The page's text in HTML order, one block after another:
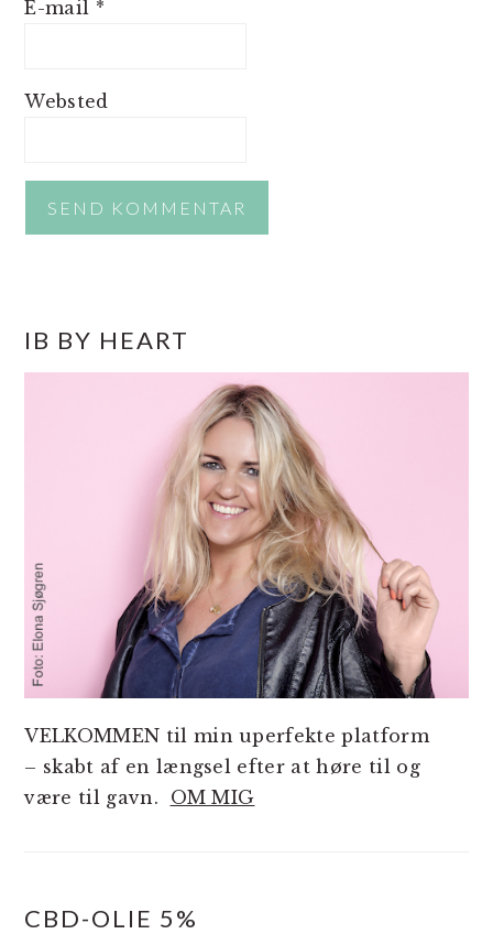
E-mail *
Websted
SIDEBAR
IB BY HEART
VELKOMMEN til min uperfekte platform
– skabt af en længsel efter at høre til og
være til gavn. OM MIG
CBD-OLIE 5%